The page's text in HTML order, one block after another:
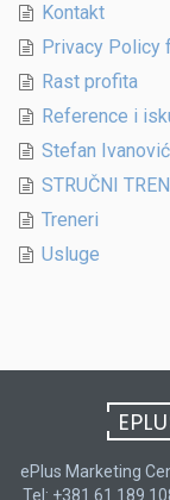
Kontakt
Privacy Policy
Rast profita
Reference i
Stefan Ivanović
STRUČNI
Treneri
Usluge
ePlus Marketing
Tel: +381 61 189